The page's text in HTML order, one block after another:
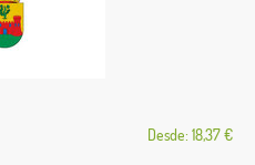
Desde: 18,37 €